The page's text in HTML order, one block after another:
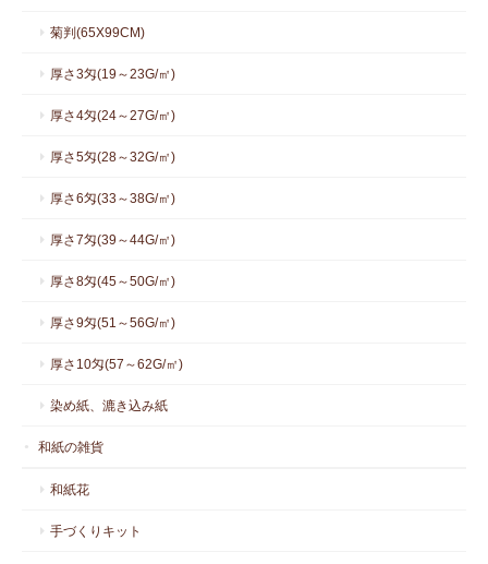
菊判(65X99CM)
厚さ3匁(19～23G/㎡)
厚さ4匁(24～27G/㎡)
厚さ5匁(28～32G/㎡)
厚さ6匁(33～38G/㎡)
厚さ7匁(39～44G/㎡)
厚さ8匁(45～50G/㎡)
厚さ9匁(51～56G/㎡)
厚さ10匁(57～62G/㎡)
染め紙、漉き込み紙
和紙の雑貨
和紙花
手づくりキット